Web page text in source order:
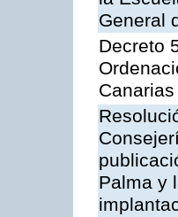
General
Decreto
Canarias
Palma y